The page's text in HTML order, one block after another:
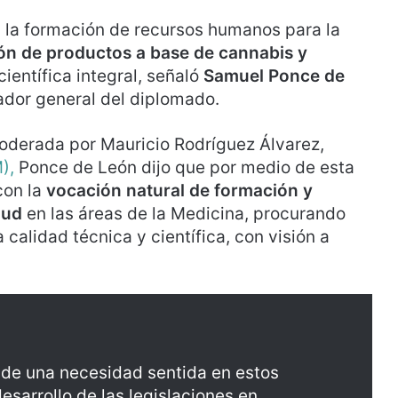
formación de recursos humanos para la
de productos a base de cannabis y
integral, señaló Samuel Ponce de
general del diplomado.
por Mauricio Rodríguez Álvarez,
Ponce de León dijo que por medio de esta
la vocación natural de formación y
en las áreas de la Medicina, procurando
calidad técnica y científica, con visión a
una necesidad sentida en estos